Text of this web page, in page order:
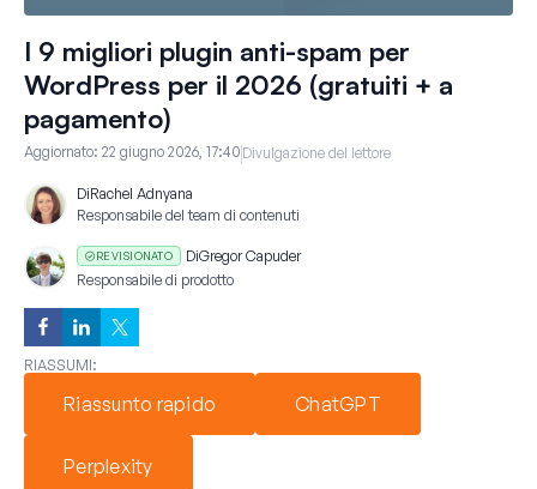
I 9 migliori plugin anti-spam per
WordPress per il 2026 (gratuiti + a
pagamento)
Aggiornato: 22 giugno 2026, 17:40 Divulgazione del lettore
DiRachel Adnyana
Responsabile del team di contenuti
REVISIONATO DiGregor Capuder
Responsabile di prodotto
RIASSUMI:
Riassunto rapido ChatGPT
Perplexity